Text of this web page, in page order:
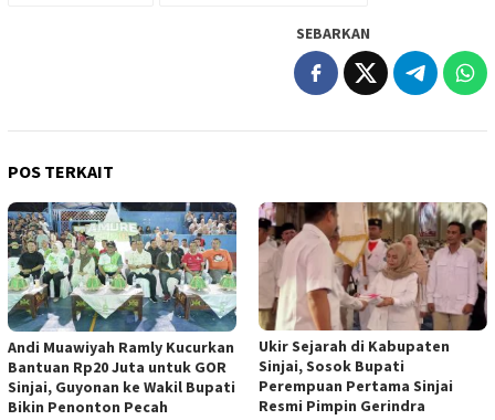
SEBARKAN
POS TERKAIT
Andi Muawiyah Ramly Kucurkan
Bantuan Rp20 Juta untuk GOR
Sinjai, Guyonan ke Wakil Bupati
Bikin Penonton Pecah
Ukir Sejarah di Kabupaten
Sinjai, Sosok Bupati
Perempuan Pertama Sinjai
Resmi Pimpin Gerindra